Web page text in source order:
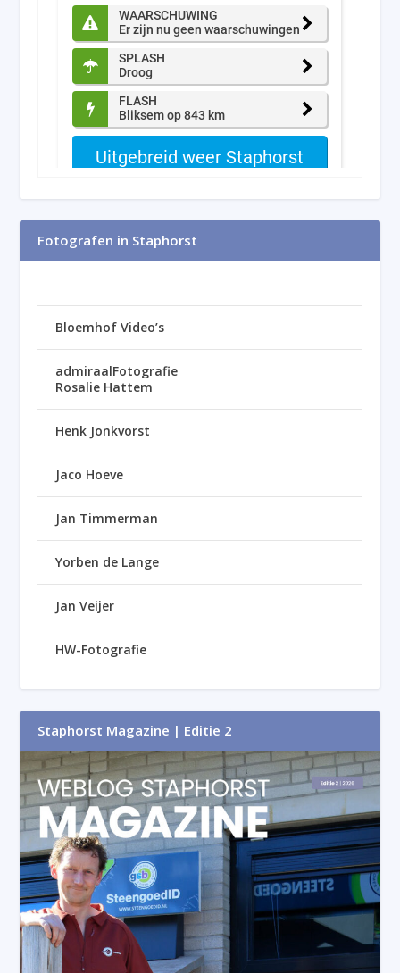
Fotografen in Staphorst
Bloemhof Video’s
admiraalFotografie
Rosalie Hattem
Henk Jonkvorst
Jaco Hoeve
Jan Timmerman
Yorben de Lange
Jan Veijer
HW-Fotografie
Staphorst Magazine | Editie 2